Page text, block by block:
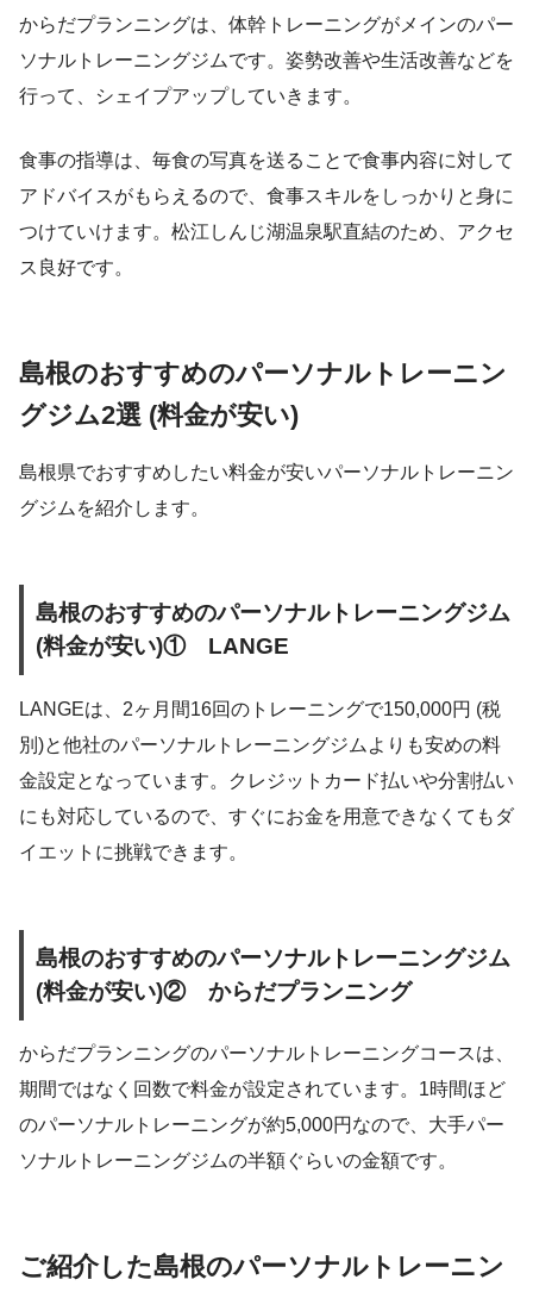
からだプランニングは、体幹トレーニングがメインのパー
ソナルトレーニングジムです。姿勢改善や生活改善などを
行って、シェイプアップしていきます。
食事の指導は、毎食の写真を送ることで食事内容に対して
アドバイスがもらえるので、食事スキルをしっかりと身に
つけていけます。松江しんじ湖温泉駅直結のため、アクセ
ス良好です。
島根のおすすめのパーソナルトレーニン
グジム2選 (料金が安い)
島根県でおすすめしたい料金が安いパーソナルトレーニン
グジムを紹介します。
島根のおすすめのパーソナルトレーニングジム
(料金が安い)① LANGE
LANGEは、2ヶ月間16回のトレーニングで150,000円 (税
別)と他社のパーソナルトレーニングジムよりも安めの料
金設定となっています。クレジットカード払いや分割払い
にも対応しているので、すぐにお金を用意できなくてもダ
イエットに挑戦できます。
島根のおすすめのパーソナルトレーニングジム
(料金が安い)② からだプランニング
からだプランニングのパーソナルトレーニングコースは、
期間ではなく回数で料金が設定されています。1時間ほど
のパーソナルトレーニングが約5,000円なので、大手パー
ソナルトレーニングジムの半額ぐらいの金額です。
ご紹介した島根のパーソナルトレーニン